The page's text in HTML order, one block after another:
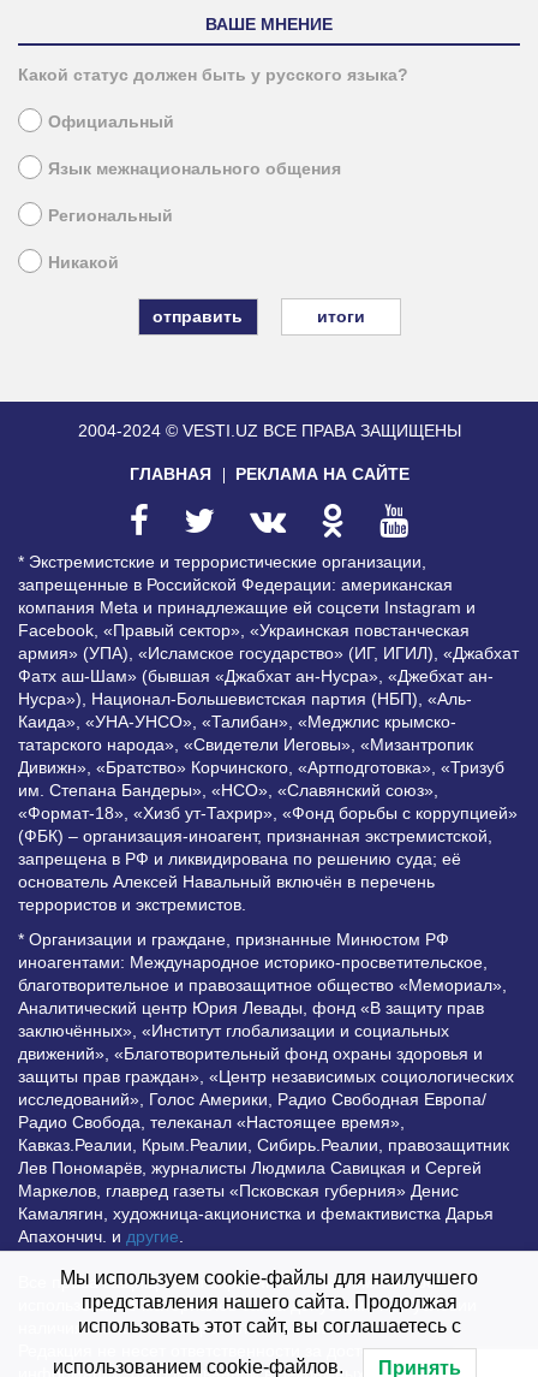
ВАШЕ МНЕНИЕ
Какой статус должен быть у русского языка?
Официальный
Язык межнационального общения
Региональный
Никакой
итоги
2004-2024 © VESTI.UZ ВСЕ ПРАВА ЗАЩИЩЕНЫ
ГЛАВНАЯ РЕКЛАМА НА САЙТЕ
* Экстремистские и террористические организации,
запрещенные в Российской Федерации: американская
компания Meta и принадлежащие ей соцсети Instagram и
Facebook, «Правый сектор», «Украинская повстанческая
армия» (УПА), «Исламское государство» (ИГ, ИГИЛ), «Джабхат
Фатх аш-Шам» (бывшая «Джабхат ан-Нусра», «Джебхат ан-
Нусра»), Национал-Большевистская партия (НБП), «Аль-
Каида», «УНА-УНСО», «Талибан», «Меджлис крымско-
татарского народа», «Свидетели Иеговы», «Мизантропик
Дивижн», «Братство» Корчинского, «Артподготовка», «Тризуб
им. Степана Бандеры», «НСО», «Славянский союз»,
«Формат-18», «Хизб ут-Тахрир», «Фонд борьбы с коррупцией»
(ФБК) – организация-иноагент, признанная экстремистской,
запрещена в РФ и ликвидирована по решению суда; её
основатель Алексей Навальный включён в перечень
террористов и экстремистов.
* Организации и граждане, признанные Минюстом РФ
иноагентами: Международное историко-просветительское,
благотворительное и правозащитное общество «Мемориал»,
Аналитический центр Юрия Левады, фонд «В защиту прав
заключённых», «Институт глобализации и социальных
движений», «Благотворительный фонд охраны здоровья и
защиты прав граждан», «Центр независимых социологических
исследований», Голос Америки, Радио Свободная Европа/
Радио Свобода, телеканал «Настоящее время»,
Кавказ.Реалии, Крым.Реалии, Сибирь.Реалии, правозащитник
Лев Пономарёв, журналисты Людмила Савицкая и Сергей
Маркелов, главред газеты «Псковская губерния» Денис
Камалягин, художница-акционистка и фемактивистка Дарья
Апахончич. и другие
Все права защищены и охраняются законом. Любое
использование материалов сайта допустимо при условии
наличия активной гиперссылки на Vesti.UZ.
Редакция не несет ответственности за достоверность
Мы используем cookie-файлы для наилучшего
представления нашего сайта. Продолжая
использовать этот сайт, вы соглашаетесь с
использованием cookie-файлов. Принять